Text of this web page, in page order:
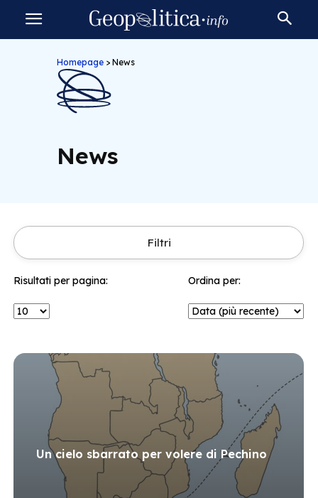
Homepage > News
News
Filtri
Risultati per pagina: Ordina per:
Un cielo sbarrato per volere di Pechino